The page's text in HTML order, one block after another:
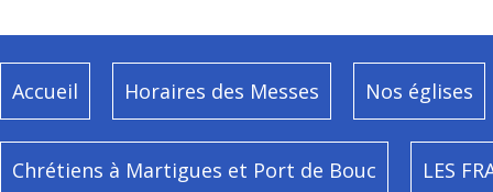
Accueil Horaires des Messes Nos églises
Chrétiens à Martigues et Port de Bouc LES